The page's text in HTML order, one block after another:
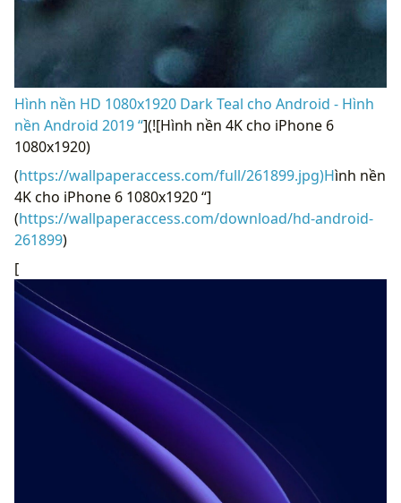
Hình nền HD 1080x1920 Dark Teal cho Android - Hình
nền Android 2019 “](![Hình nền 4K cho iPhone 6
1080x1920)
(https://wallpaperaccess.com/full/261899.jpg)Hình nền
4K cho iPhone 6 1080x1920 “]
(https://wallpaperaccess.com/download/hd-android-
261899)
[